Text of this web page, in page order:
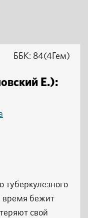
Е.):
ББК: 84(4Гем)
туберкулезного
время бежит
свой